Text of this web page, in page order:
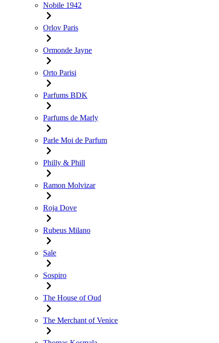
Nobile 1942
Orlov Paris
Ormonde Jayne
Orto Parisi
Parfums BDK
Parfums de Marly
Parle Moi de Parfum
Philly & Phill
Ramon Molvizar
Roja Dove
Rubeus Milano
Sale
Sospiro
The House of Oud
The Merchant of Venice